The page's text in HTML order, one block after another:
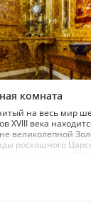
комната
на весь мир
XVIII века
великолепной
роскошного
I, короля